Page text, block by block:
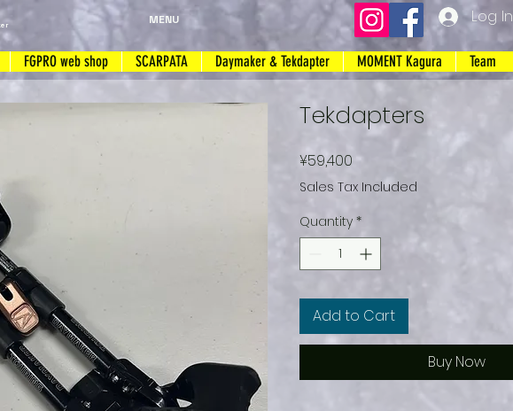
MENU Log In
FGPRO web shop SCARPATA Daymaker & Tekdapter MOMENT Kagura Team
Tekdapters
¥59,400 Price
Sales Tax Included
Quantity *
Add to Cart
Buy Now